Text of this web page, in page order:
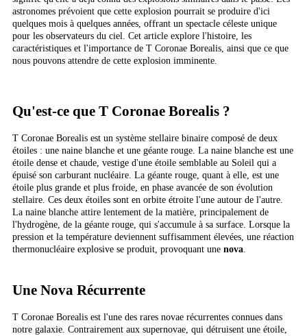
astronomes prévoient que cette explosion pourrait se produire d'ici
quelques mois à quelques années, offrant un spectacle céleste unique
pour les observateurs du ciel. Cet article explore l'histoire, les
caractéristiques et l'importance de T Coronae Borealis, ainsi que ce que
nous pouvons attendre de cette explosion imminente.
Qu'est-ce que T Coronae Borealis ?
T Coronae Borealis est un système stellaire binaire composé de deux
étoiles : une naine blanche et une géante rouge. La naine blanche est une
étoile dense et chaude, vestige d'une étoile semblable au Soleil qui a
épuisé son carburant nucléaire. La géante rouge, quant à elle, est une
étoile plus grande et plus froide, en phase avancée de son évolution
stellaire. Ces deux étoiles sont en orbite étroite l'une autour de l'autre.
La naine blanche attire lentement de la matière, principalement de
l'hydrogène, de la géante rouge, qui s'accumule à sa surface. Lorsque la
pression et la température deviennent suffisamment élevées, une réaction
thermonucléaire explosive se produit, provoquant une nova.
Une Nova Récurrente
T Coronae Borealis est l'une des rares novae récurrentes connues dans
notre galaxie. Contrairement aux supernovae, qui détruisent une étoile,